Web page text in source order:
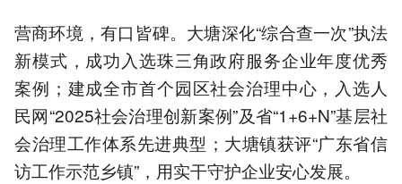
营商环境，有口皆碑。大塘深化“综合查一次”执法
新模式，成功入选珠三角政府服务企业年度优秀
案例；建成全市首个园区社会治理中心，入选人
民网“2025社会治理创新案例”及省“1+6+N”基层社
会治理工作体系先进典型；大塘镇获评“广东省信
访工作示范乡镇”，用实干守护企业安心发展。